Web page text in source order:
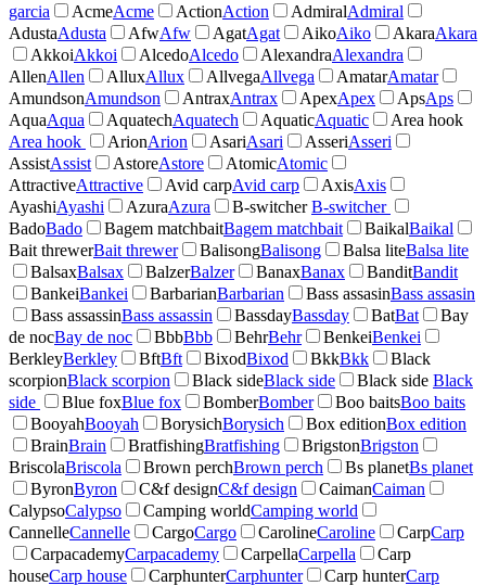
garcia
AcmeAcme ActionAction AdmiralAdmiral
AdustaAdusta AfwAfw AgatAgat AikoAiko AkaraAkara
AkkoiAkkoi AlcedoAlcedo AlexandraAlexandra
AllenAllen AlluxAllux AllvegaAllvega AmatarAmatar
AmundsonAmundson AntraxAntrax ApexApex ApsAps
AquaAqua AquatechAquatech AquaticAquatic
Area hook
Area hook
ArionArion AsariAsari AsseriAsseri
AssistAssist AstoreAstore AtomicAtomic
AttractiveAttractive Avid carpAvid carp AxisAxis
AyashiAyashi AzuraAzura B-switcherB-switcher
BadoBado Bagem matchbaitBagem matchbait BaikalBaikal
Bait threwerBait threwer BalisongBalisong Balsa liteBalsa lite
BalsaxBalsax BalzerBalzer BanaxBanax BanditBandit
BankeiBankei BarbarianBarbarian Bass assasinBass assasin
Bass assassinBass assassin BassdayBassday BatBat
Bay
de nocBay de noc BbbBbb BehrBehr BenkeiBenkei
BerkleyBerkley BftBft BixodBixod BkkBkk
Black
scorpionBlack scorpion Black sideBlack side Black side Black
side
Blue foxBlue fox BomberBomber Boo baitsBoo baits
BooyahBooyah BorysichBorysich Box editionBox edition
BrainBrain BratfishingBratfishing BrigstonBrigston
BriscolaBriscola Brown perchBrown perch Bs planetBs planet
ByronByron C&f designC&f design CaimanCaiman
CalypsoCalypso Camping worldCamping world
CannelleCannelle CargoCargo CarolineCaroline CarpCarp
CarpacademyCarpacademy CarpellaCarpella
Carp
houseCarp house CarphunterCarphunter Carp hunterCarp